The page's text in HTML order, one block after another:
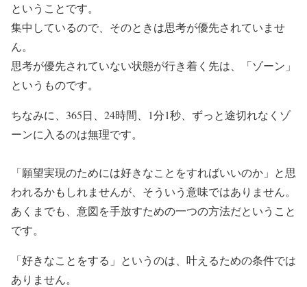
ということです。
集中しているので、そのときは思考が優先されていませ
ん。
思考が優先されていない状態が行き着く先は、「ゾーン」
というものです。
ちなみに、365日、24時間、1分1秒、ずっと途切れなくゾ
ーンに入るのは無理です。
「願望実現のためには好きなことをすればいいのか」と思
われるかもしれませんが、そういう意味ではありません。
あくまでも、意図を手放すための一つの方法だということ
です。
「好きなことをする」というのは、叶えるための条件では
ありません。